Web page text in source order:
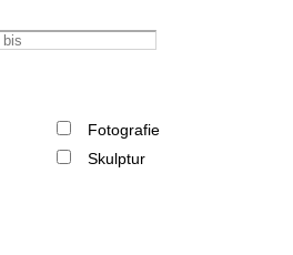
Fotografie
Skulptur